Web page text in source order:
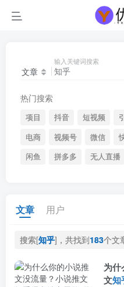
文章
输入关键词搜索
热门搜索
项目 抖音 短视频
电商
视频号 微信
闲鱼
拼多多 无人直播
文章 用户
搜索[知乎]，共找到183个文
为
文知